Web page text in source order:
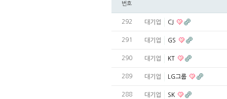
번호
292 대기업 CJ
291 대기업 GS
290 대기업 KT
289 대기업 LG그룹
288 대기업 SK